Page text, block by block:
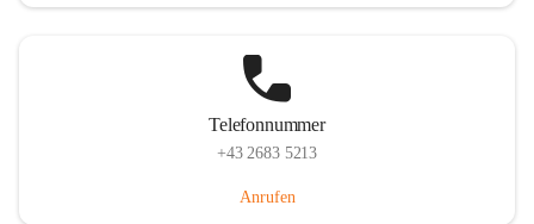
Telefonnummer
+43 2683 5213
Anrufen